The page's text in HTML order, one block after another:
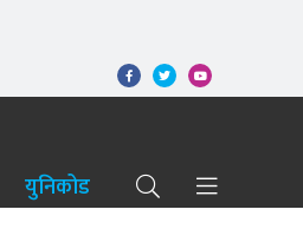
युनिकोड